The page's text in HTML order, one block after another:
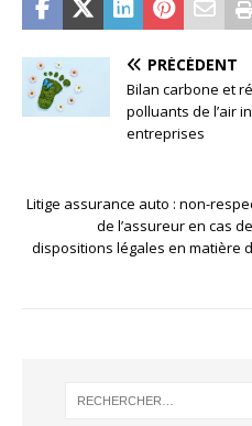
PRÉCÉDENT
Bilan carbone et
polluants de l’air
entreprises
Litige assurance auto : non-
de l’assureur en cas
dispositions légales en matière